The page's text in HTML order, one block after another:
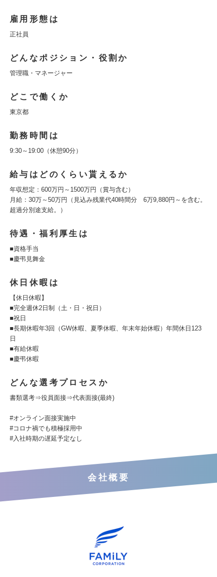
雇用形態は
正社員
どんなポジション・役割か
管理職・マネージャー
どこで働くか
東京都
勤務時間は
9:30～19:00（休憩90分）
給与はどのくらい貰えるか
年収想定：600万円～1500万円（賞与含む）
月給：30万～50万円（見込み残業代40時間分 6万9,880円～を含む。
超過分別途支給。）
待遇・福利厚生は
■資格手当
■慶弔見舞金
休日休暇は
【休日休暇】
■完全週休2日制（土・日・祝日）
■祝日
■長期休暇年3回（GW休暇、夏季休暇、年末年始休暇）年間休日123
日
■有給休暇
■慶弔休暇
どんな選考プロセスか
書類選考⇒役員面接⇒代表面接(最終)
#オンライン面接実施中
#コロナ禍でも積極採用中
#入社時期の遅延予定なし
会社概要